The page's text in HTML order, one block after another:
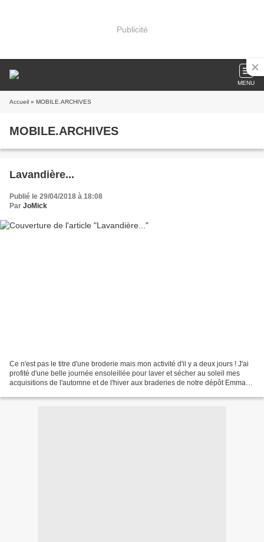
Publicité
MENU
Accueil » MOBILE.ARCHIVES
MOBILE.ARCHIVES
Lavandière...
Publié le 29/04/2018 à 18:08
Par JoMick
Ce n'est pas le titre d'une broderie mais mon activité d'il y a deux jours ! J'ai
profité d'une belle journée ensoleillée pour laver et sécher au soleil mes
acquisitions de l'automne et de l'hiver aux braderies de notre dépôt Emmaüs